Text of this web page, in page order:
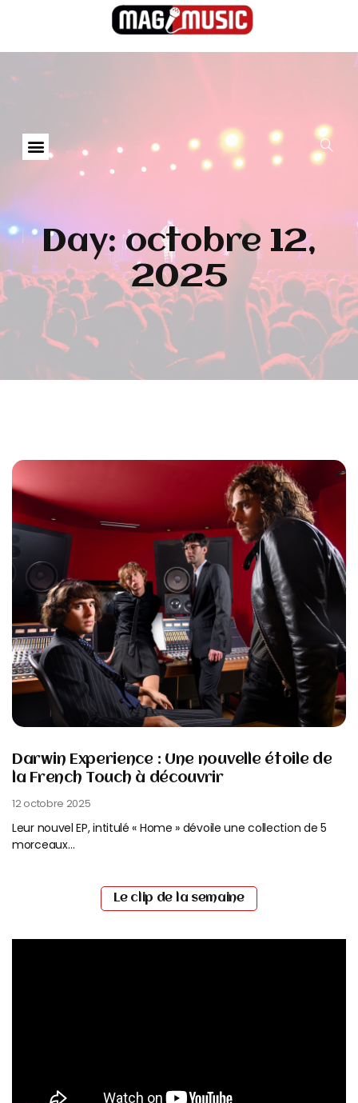
Day: octobre 12,
2025
Darwin Experience : Une nouvelle étoile de
la French Touch à découvrir
12 octobre 2025
Leur nouvel EP, intitulé « Home » dévoile une collection de 5
morceaux…
Le clip de la semaine